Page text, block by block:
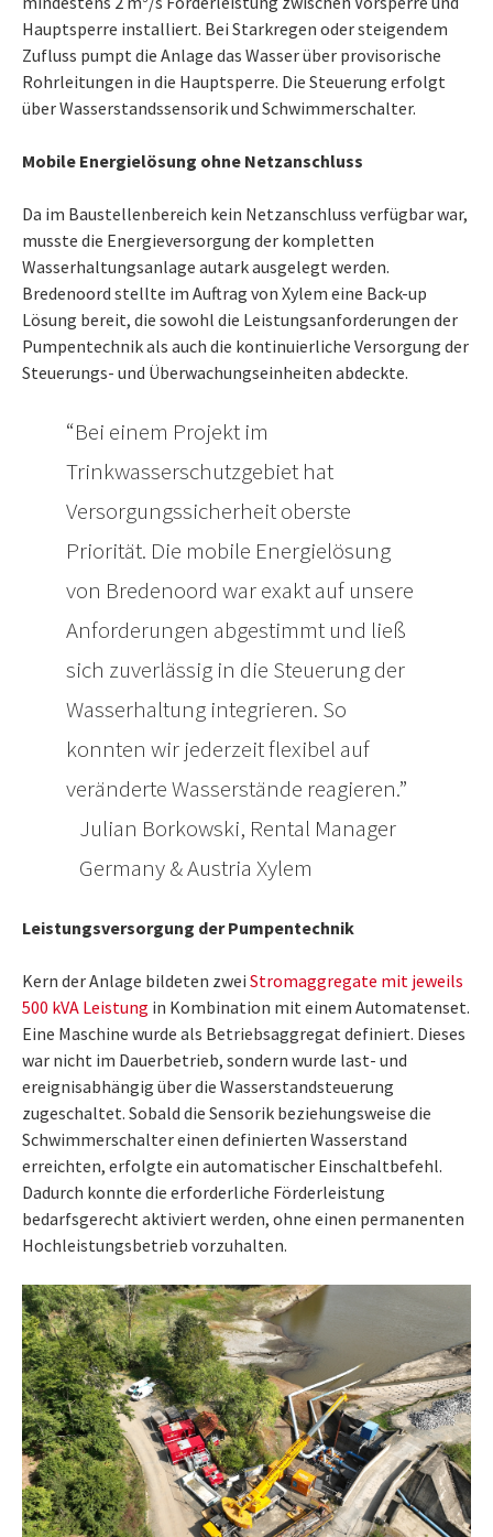
Hauptsperre installiert. Bei Starkregen oder steigendem
Zufluss pumpt die Anlage das Wasser über provisorische
Rohrleitungen in die Hauptsperre. Die Steuerung erfolgt
über Wasserstandssensorik und Schwimmerschalter.
Mobile Energielösung ohne Netzanschluss
Da im Baustellenbereich kein Netzanschluss verfügbar war,
musste die Energieversorgung der kompletten
Wasserhaltungsanlage autark ausgelegt werden.
Bredenoord stellte im Auftrag von Xylem eine Back-up
Lösung bereit, die sowohl die Leistungsanforderungen der
Pumpentechnik als auch die kontinuierliche Versorgung der
Steuerungs- und Überwachungseinheiten abdeckte.
Bei einem Projekt im
Trinkwasserschutzgebiet hat
Versorgungssicherheit oberste
Priorität. Die mobile Energielösung
von Bredenoord war exakt auf unsere
Anforderungen abgestimmt und ließ
sich zuverlässig in die Steuerung der
Wasserhaltung integrieren. So
konnten wir jederzeit flexibel auf
veränderte Wasserstände reagieren.
Julian Borkowski, Rental Manager
Germany & Austria Xylem
Leistungsversorgung der Pumpentechnik
Kern der Anlage bildeten zwei Stromaggregate mit jeweils
500 kVA Leistung in Kombination mit einem Automatenset.
Eine Maschine wurde als Betriebsaggregat definiert. Dieses
war nicht im Dauerbetrieb, sondern wurde last- und
ereignisabhängig über die Wasserstandsteuerung
zugeschaltet. Sobald die Sensorik beziehungsweise die
Schwimmerschalter einen definierten Wasserstand
erreichten, erfolgte ein automatischer Einschaltbefehl.
Dadurch konnte die erforderliche Förderleistung
bedarfsgerecht aktiviert werden, ohne einen permanenten
Hochleistungsbetrieb vorzuhalten.